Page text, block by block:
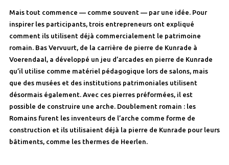
Mais tout commence — comme souvent — par une idée. Pour
inspirer les participants, trois entrepreneurs ont expliqué
comment ils utilisent déjà commercialement le patrimoine
romain. Bas Vervuurt, de la carrière de pierre de Kunrade à
Voerendaal, a développé un jeu d’arcades en pierre de Kunrade
qu’il utilise comme matériel pédagogique lors de salons, mais
que des musées et des institutions patrimoniales utilisent
désormais également. Avec ces pierres préformées, il est
possible de construire une arche. Doublement romain : les
Romains furent les inventeurs de l’arche comme forme de
construction et ils utilisaient déjà la pierre de Kunrade pour leurs
bâtiments, comme les thermes de Heerlen.